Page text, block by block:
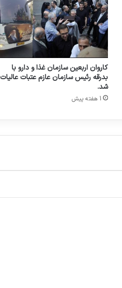
کاروان اربعین سازمان غذا و دارو با
بدرقه رئیس سازمان عازم عتبات عالیات
شد.
1 هفته پیش